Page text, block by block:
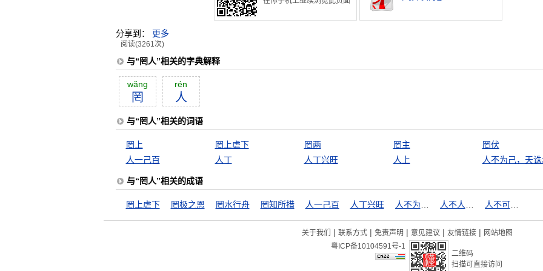
分享到： 更多
阅读(3261次)
与“罔人”相关的字典解释
wăng
罔
rén
人
与“罔人”相关的词语
罔上 罔上虐下 罔两 罔主
罔伏
人一己百
人丁 人丁兴旺 人上 人不为己，天
与“罔人”相关的成语
罔上虐下 罔极之恩 罔水行舟 罔知所措 人一己百 人丁兴旺 人不可貌相
关于我们 | 联系方式 | 免责声明 | 意见建议 | 友情链接 | 网站地图
粤ICP备10104591号-1
二维码
扫描可直接访问